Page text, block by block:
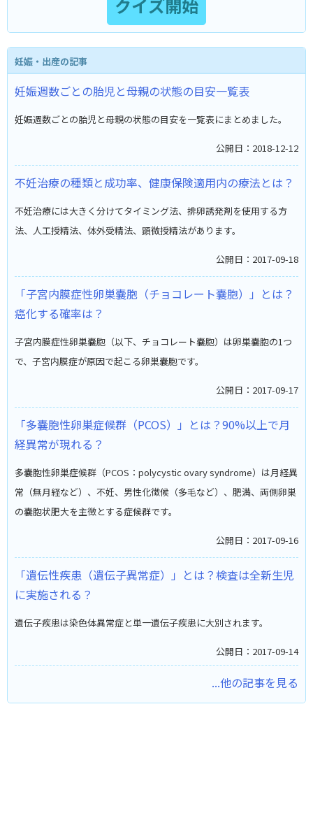
妊娠・出産の記事
妊娠週数ごとの胎児と母親の状態の目安一覧表
妊娠週数ごとの胎児と母親の状態の目安を一覧表にまとめました。
公開日：2018-12-12
不妊治療の種類と成功率、健康保険適用内の療法とは？
不妊治療には大きく分けてタイミング法、排卵誘発剤を使用する方
法、人工授精法、体外受精法、顕微授精法があります。
公開日：2017-09-18
「子宮内膜症性卵巣嚢胞（チョコレート嚢胞）」とは？
癌化する確率は？
子宮内膜症性卵巣嚢胞（以下、チョコレート嚢胞）は卵巣嚢胞の1つ
で、子宮内膜症が原因で起こる卵巣嚢胞です。
公開日：2017-09-17
「多嚢胞性卵巣症候群（PCOS）」とは？90%以上で月
経異常が現れる？
多嚢胞性卵巣症候群（PCOS：polycystic ovary syndrome）は月経異
常（無月経など）、不妊、男性化徴候（多毛など）、肥満、両側卵巣
の嚢胞状肥大を主徴とする症候群です。
公開日：2017-09-16
「遺伝性疾患（遺伝子異常症）」とは？検査は全新生児
に実施される？
遺伝子疾患は染色体異常症と単一遺伝子疾患に大別されます。
公開日：2017-09-14
...他の記事を見る